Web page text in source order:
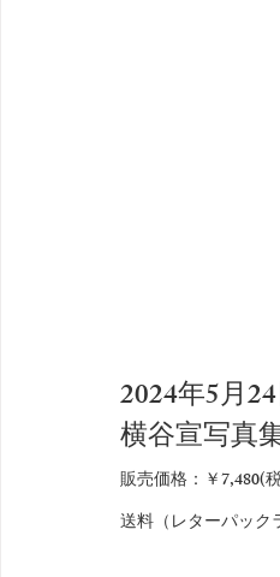
2024年5月
横谷宣写真
販売価格：￥7,480(
送料（レターパック